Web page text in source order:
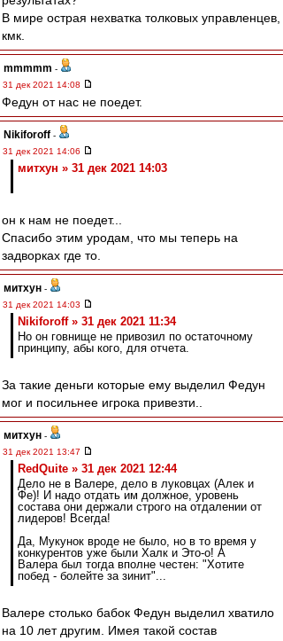
В мире острая нехватка толковых управленцев,
кмк.
mmmmm -
31 дек 2021 14:08
Федун от нас не поедет.
Nikiforoff -
31 дек 2021 14:06
митхун » 31 дек 2021 14:03
он к нам не поедет...
Спасибо этим уродам, что мы теперь на
задворках где то.
митхун -
31 дек 2021 14:03
Nikiforoff » 31 дек 2021 11:34
Но он говнище не привозил по остаточному
принципу, абы кого, для отчета.
За такие деньги которые ему выделил Федун
мог и посильнее игрока привезти..
митхун -
31 дек 2021 13:47
RedQuite » 31 дек 2021 12:44
Дело не в Валере, дело в луковцах (Алек и
Фе)! И надо отдать им должное, уровень
состава они держали строго на отдалении от
лидеров! Всегда!
Да, Мукунок вроде не было, но в то время у
конкурентов уже были Халк и Это-о! А
Валера был тогда вполне честен: "Хотите
побед - болейте за зинит"...
Валере столько бабок Федун выделил хватило
на 10 лет другим. Имея такой состав